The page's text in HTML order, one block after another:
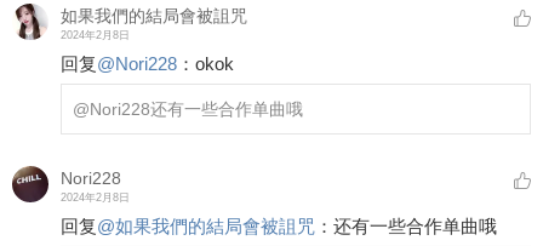
如果我們的結局會被詛咒
2024年2月8日
回复@Nori228 ： okok
@Nori228还有一些合作单曲哦
Nori228
2024年2月8日
回复@如果我們的結局會被詛咒 ： 还有一些合作单曲哦